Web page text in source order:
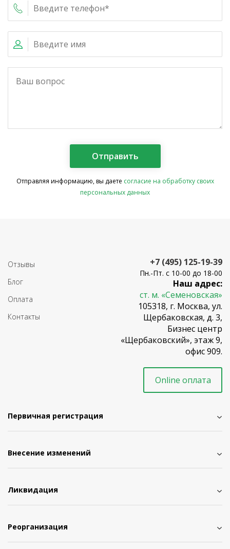
Отправляя информацию, вы даете согласие на обработку своих
персональных данных
Отзывы
Блог
Оплата
Контакты
+7 (495) 125-19-39
Пн.-Пт. с 10-00 до 18-00
Наш адрес:
ст. м. «Семеновская»
105318, г. Москва, ул.
Щербаковская, д. 3,
Бизнес центр
«Щербаковский», этаж 9,
офис 909.
Online оплата
Первичная регистрация
Внесение изменений
Ликвидация
Реорганизация